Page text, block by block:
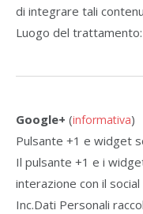
di integrare tali
Luogo del
Google+ (informativa)
Pulsante +1 e widget
Il pulsante +1 e i
interazione con il
Inc.Dati Personali